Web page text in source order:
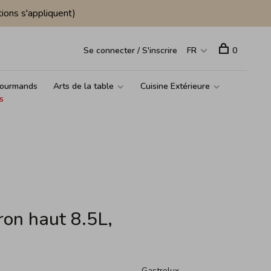
s'appliquent)
Arts de la table
Cuisine Extérieure
Se connecter / S'inscrire FR 0
haut 8.5L,